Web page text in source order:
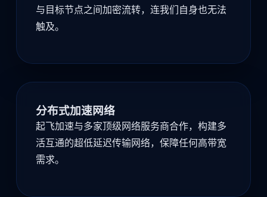
与目标节点之间加密流转，连我们自身也无法
触及。
分布式加速网络
起飞加速与多家顶级网络服务商合作，构建多
活互通的超低延迟传输网络，保障任何高带宽
需求。